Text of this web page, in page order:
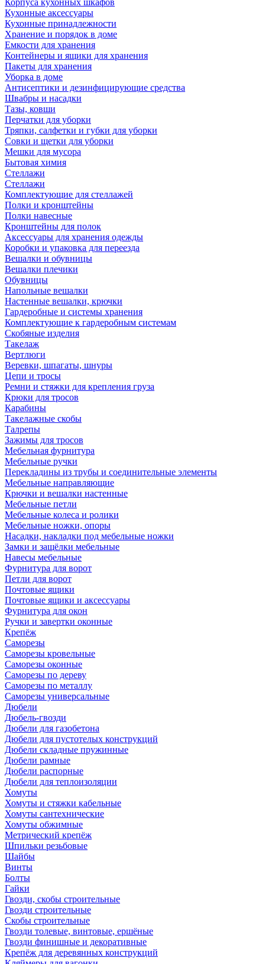
Корпуса кухонных шкафов
Кухонные аксессуары
Кухонные принадлежности
Хранение и порядок в доме
Емкости для хранения
Контейнеры и ящики для хранения
Пакеты для хранения
Уборка в доме
Антисептики и дезинфицирующие средства
Швабры и насадки
Тазы, ковши
Перчатки для уборки
Тряпки, салфетки и губки для уборки
Совки и щетки для уборки
Мешки для мусора
Бытовая химия
Стеллажи
Стеллажи
Комплектующие для стеллажей
Полки и кронштейны
Полки навесные
Кронштейны для полок
Аксессуары для хранения одежды
Коробки и упаковка для переезда
Вешалки и обувницы
Вешалки плечики
Обувницы
Напольные вешалки
Настенные вешалки, крючки
Гардеробные и системы хранения
Комплектующие к гардеробным системам
Скобяные изделия
Такелаж
Вертлюги
Веревки, шпагаты, шнуры
Цепи и тросы
Ремни и стяжки для крепления груза
Крюки для тросов
Карабины
Такелажные скобы
Талрепы
Зажимы для тросов
Мебельная фурнитура
Мебельные ручки
Перекладины из трубы и соединительные элементы
Мебельные направляющие
Крючки и вешалки настенные
Мебельные петли
Мебельные колеса и ролики
Мебельные ножки, опоры
Насадки, накладки под мебельные ножки
Замки и защёлки мебельные
Навесы мебельные
Фурнитура для ворот
Петли для ворот
Почтовые ящики
Почтовые ящики и аксессуары
Фурнитура для окон
Ручки и завертки оконные
Крепёж
Саморезы
Саморезы кровельные
Саморезы оконные
Саморезы по дереву
Саморезы по металлу
Саморезы универсальные
Дюбели
Дюбель-гвозди
Дюбели для газобетона
Дюбели для пустотелых конструкций
Дюбели складные пружинные
Дюбели рамные
Дюбели распорные
Дюбели для теплоизоляции
Хомуты
Хомуты и стяжки кабельные
Хомуты сантехнические
Хомуты обжимные
Метрический крепёж
Шпильки резьбовые
Шайбы
Винты
Болты
Гайки
Гвозди, скобы строительные
Гвозди строительные
Скобы строительные
Гвозди толевые, винтовые, ершёные
Гвозди финишные и декоративные
Крепёж для деревянных конструкций